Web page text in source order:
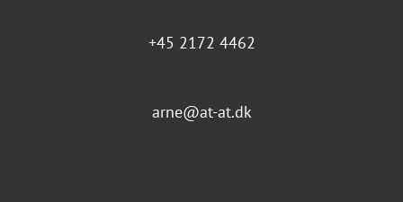
+45 2172 4462
arne@at-at.dk